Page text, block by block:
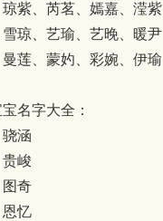
紫、芮茗、嫣嘉、滢紫
琼、艺瑜、艺晚、暖尹
莲、蒙妁、彩婉、伊瑜
名字大全：
涵
峻
奇
忆